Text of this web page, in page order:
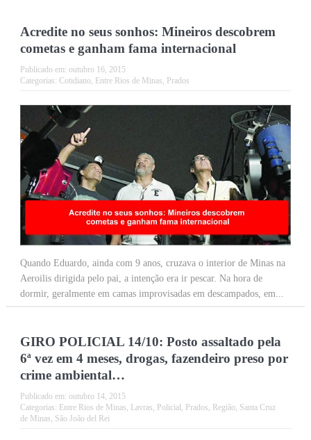
Acredite no seus sonhos: Mineiros descobrem
cometas e ganham fama internacional
Publicado em: outubro 16, 2015
Categorias: Cotidiano, Entre Rios de Minas, Prados
Quando Eduardo, ainda com 9 anos, cruzava o interior de Minas na
Aeroilis dirigida pelo pai, a intenção era ir pescar. Na hora de
dormir, geralmente em camas improvisadas em descampados, em...
GIRO POLICIAL 14/10: Posto assaltado pela
6ª vez em 4 meses, drogas, fazendeiro preso por
crime ambiental…
Publicado em: outubro 14, 2015
Categorias: Entre Rios de Minas Lavras Policial Prados Região, Santa Cruz
de Minas São João del Rei